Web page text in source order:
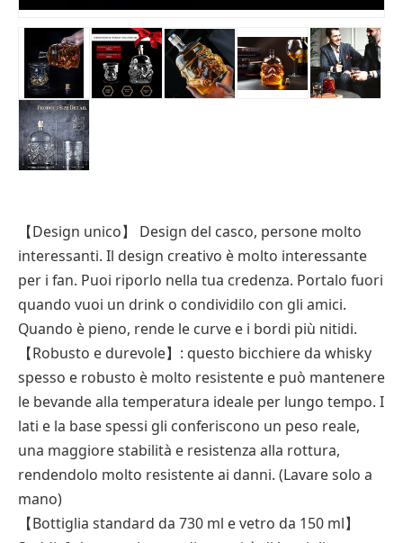
【Design unico】 Design del casco, persone molto
interessanti. Il design creativo è molto interessante
per i fan. Puoi riporlo nella tua credenza. Portalo fuori
quando vuoi un drink o condividilo con gli amici.
Quando è pieno, rende le curve e i bordi più nitidi.
【Robusto e durevole】: questo bicchiere da whisky
spesso e robusto è molto resistente e può mantenere
le bevande alla temperatura ideale per lungo tempo. I
lati e la base spessi gli conferiscono un peso reale,
una maggiore stabilità e resistenza alla rottura,
rendendolo molto resistente ai danni. (Lavare solo a
mano)
【Bottiglia standard da 730 ml e vetro da 150 ml】